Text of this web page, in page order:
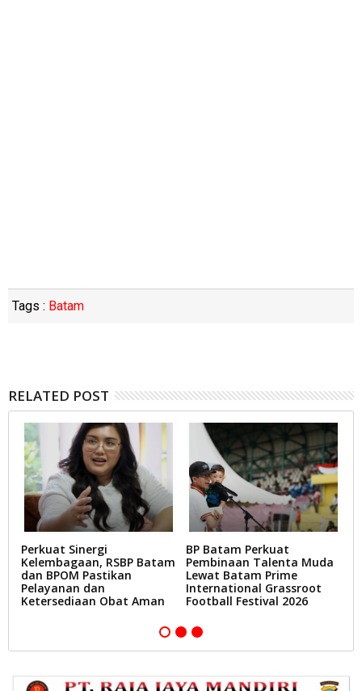
Tags : Batam
RELATED POST
Perkuat Sinergi
Kelembagaan, RSBP Batam
dan BPOM Pastikan
Pelayanan dan
Ketersediaan Obat Aman
BP Batam Perkuat
Pembinaan Talenta Muda
Lewat Batam Prime
International Grassroot
Football Festival 2026